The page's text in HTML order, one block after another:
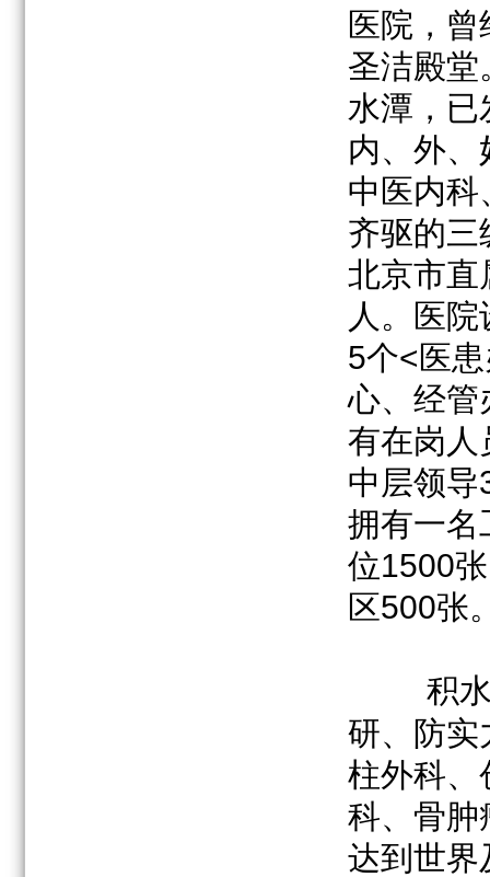
医院，
圣洁殿堂
水潭，已
内、外
中医内科
齐驱的三
北京市直
人。医
5个<医
心、经管
有在岗人
中层领导
拥有一名
位1500
区500张
积
研、防实
柱外科、
科、骨肿
达到世界